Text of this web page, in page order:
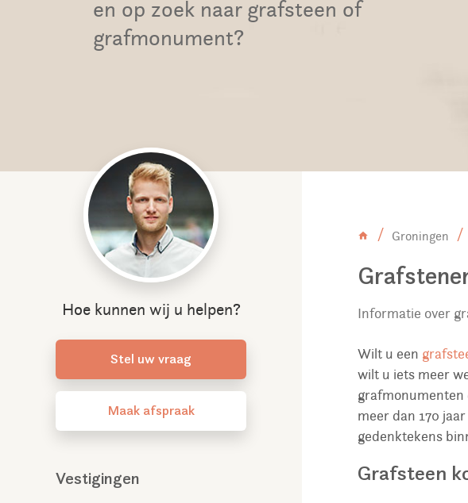
en op zoek naar grafsteen of
grafmonument?
Hoe kunnen wij u helpen?
Stel uw vraag
Maak afspraak
Vestigingen
Groningen
Informatie over
Wilt u een
wilt u iets meer
grafmonumenten
meer dan 170
gedenktekens
Grafsteen